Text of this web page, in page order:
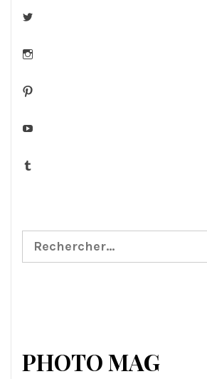
Twitter
Instagram
Pinterest
YouTube
Tumblr
Rechercher :
PHOTO MAG